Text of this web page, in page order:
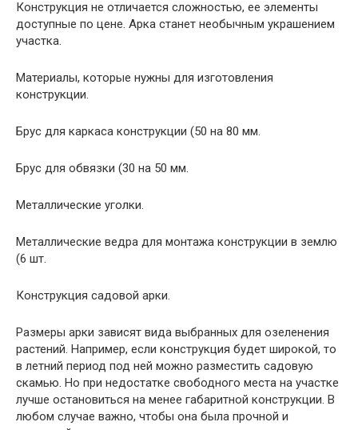
Конструкция не отличается сложностью, ее элементы
доступные по цене. Арка станет необычным украшением
участка.
Материалы, которые нужны для изготовления
конструкции.
Брус для каркаса конструкции (50 на 80 мм.
Брус для обвязки (30 на 50 мм.
Металлические уголки.
Металлические ведра для монтажа конструкции в землю
(6 шт.
Конструкция садовой арки.
Размеры арки зависят вида выбранных для озеленения
растений. Например, если конструкция будет широкой, то
в летний период под ней можно разместить садовую
скамью. Но при недостатке свободного места на участке
лучше остановиться на менее габаритной конструкции. В
любом случае важно, чтобы она была прочной и